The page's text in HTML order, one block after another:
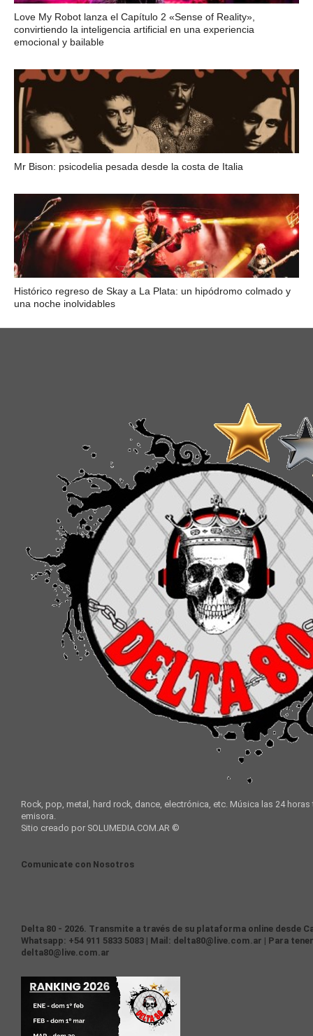
Love My Robot lanza el Capítulo 2 «Sense of Reality»,
convirtiendo la inteligencia artificial en una experiencia
emocional y bailable
Mr Bison: psicodelia pesada desde la costa de Italia
Histórico regreso de Skay a La Plata: un hipódromo colmado y
una noche inolvidables
Rock, pop, metal, hard rock, dance, electrónica, etc. Música las 24
emisora.
Sitio creado por SOLUMEDIA.COM.AR ©
Comunicate con Nosotros
Delta 80 - 2026. Transmite a través de su plataforma online desde
Whatsapp: +54 911 5833 5083 | Mail: delta80@live.com.ar | Para
delta80@live.com.ar